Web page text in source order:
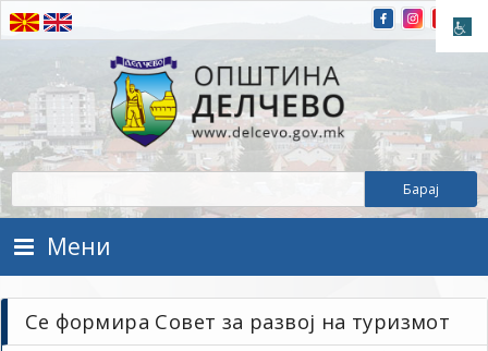
Прескокнете на содржината
Општина Делчево
Општина Делчево
Мени
Се формира Совет за развој на туризмот